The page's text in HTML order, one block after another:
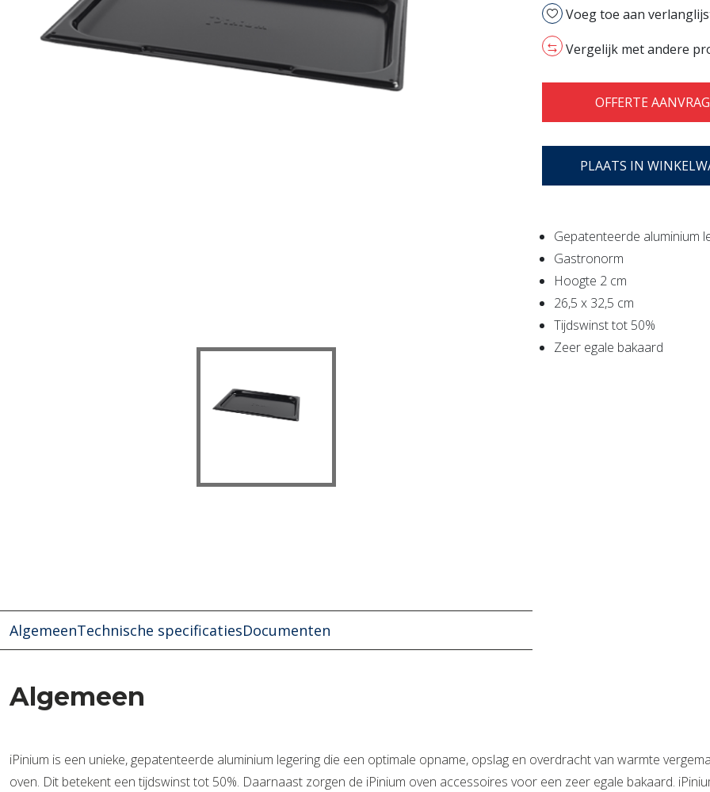
GN
aantal
Voeg toe aan
Vergelijk met andere
OFFERTE
PLAATS IN
Gepatenteerde aluminium
Gastronorm
Hoogte 2 cm
26,5 x 32,5 cm
Tijdswinst tot 50%
Zeer egale bakaard
AlgemeenTechnische specificatiesDocumenten
Algemeen
iPinium is een unieke, gepatenteerde aluminium legering die een optimale opname, opslag en overdracht van warmte
oven. Dit betekent een tijdswinst tot 50%. Daarnaast zorgen de iPinium oven accessoires voor een zeer egale bakaard.